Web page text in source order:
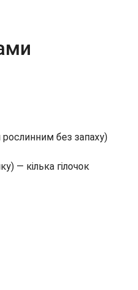
без запаху)
— кілька гілочок